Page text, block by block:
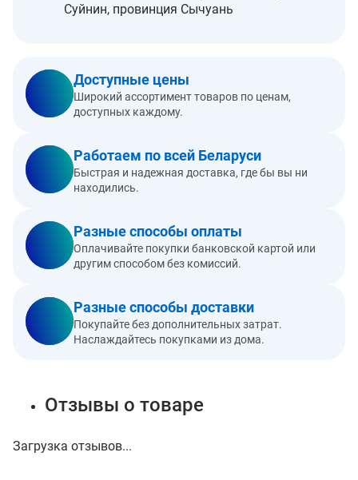
Суйнин, провинция Сычуань
Доступные цены
Широкий ассортимент товаров по ценам,
доступных каждому.
Работаем по всей Беларуси
Быстрая и надежная доставка, где бы вы ни
находились.
Разные способы оплаты
Оплачивайте покупки банковской картой или
другим способом без комиссий.
Разные способы доставки
Покупайте без дополнительных затрат.
Наслаждайтесь покупками из дома.
Отзывы о товаре
Загрузка отзывов...